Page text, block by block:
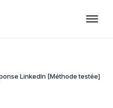
LinkedIn [Méthode testée]